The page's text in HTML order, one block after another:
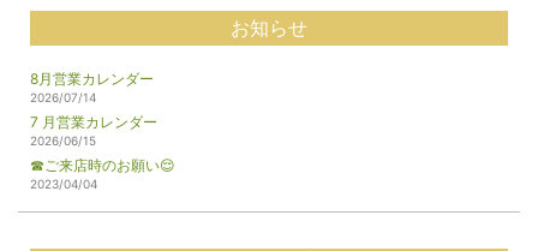
お知らせ
8月営業カレンダー
2026/07/14
7 月営業カレンダー
2026/06/15
☎ご来店時のお願い😌
2023/04/04